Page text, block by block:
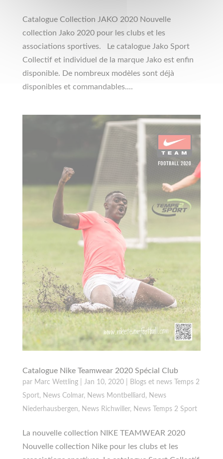
Catalogue Collection JAKO 2020 Nouvelle
collection Jako 2020 pour les clubs et les
associations sportives. Le catalogue Jako Sport
Collectif et individuel de la marque Jako est enfin
disponible. De nombreux modèles sont déjà
disponibles et commandables....
Catalogue Nike Teamwear 2020 Spécial Club
par Marc Wettling| Jan 10, 2020|
Blogs et news Temps 2
Sport, News Colmar, News Montbelliard , News
Niederhausbergen, News Richwiller, News Temps 2 Sport
La nouvelle collection NIKE TEAMWEAR 2020
Nouvelle collection Nike pour les clubs et les